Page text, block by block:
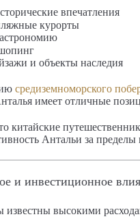
впечатления
курорты
и объекты наследия
средиземноморского
имеет отличные
китайские
Антальи за
и инвестиционное
известны высокими